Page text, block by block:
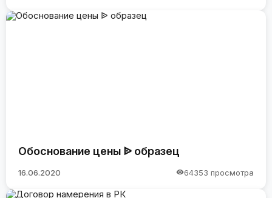
Обоснование цены ᐉ образец
16.06.2020 64353 просмотра